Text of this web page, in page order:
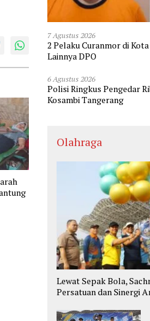
7 Agustus 2026
2 Pelaku Curanmor di
Lainnya DPO
6 Agustus 2026
Polisi Ringkus Pengedar
Kosambi Tangerang
Olahraga
Lewat Sepak Bola,
Persatuan dan Sinergi